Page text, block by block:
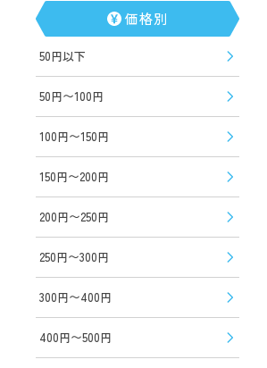
価格別
50円以下
50円〜100円
100円〜150円
150円〜200円
200円〜250円
250円〜300円
300円〜400円
400円〜500円